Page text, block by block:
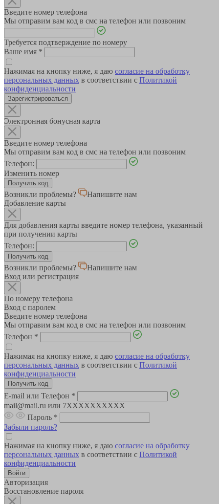
Введите номер телефона
Мы отправим вам код в смс на телефон или позвоним
Требуется подтверждение по номеру
Ваше имя *
Нажимая на кнопку ниже, я даю согласие на обработку
персональных данных в соответствии с Политикой
конфиденциальности
Зарегистрироваться
Электронная бонусная карта
Введите номер телефона
Мы отправим вам код в смс на телефон или позвоним
Телефон:
Изменить номер
Возникли проблемы?
Напишите нам
Добавление карты
Для добавления карты введите номер телефона, указанный
при получении карты
Телефон:
Возникли проблемы?
Напишите нам
Вход или регистрация
По номеру телефона
Вход с паролем
Введите номер телефона
Мы отправим вам код в смс на телефон или позвоним
Телефон *
Нажимая на кнопку ниже, я даю согласие на обработку
персональных данных в соответствии с Политикой
конфиденциальности
E-mail или Телефон *
mail@mail.ru или 7XXXXXXXXXX
Пароль *
Забыли пароль?
Нажимая на кнопку ниже, я даю согласие на обработку
персональных данных в соответствии с Политикой
конфиденциальности
Авторизация
Восстановление пароля